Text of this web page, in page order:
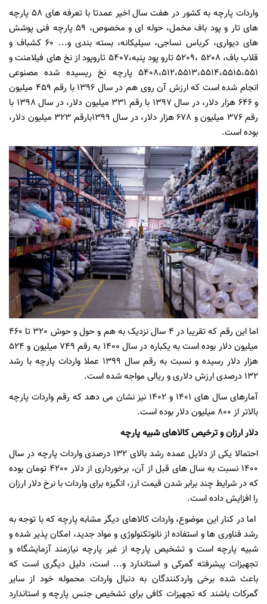
واردات پارچه به کشور در هفت سال اخیر عمدتا با تعرفه های 58 پارچه
های تار و پود باف مخمل، حوله ای و مخصوص، 59 پارچه فنی پوشش
های دیواری، کرباس نساجی، سیلیکانه، بسته بندی و... 60 کشباف و
قلاب باف، 5208 ،5209 تارو پود پنبه،5407 تاروپود از نخ های فیلامنت و
5408،512،5513،5514،5515،551 پارچه نخ ریسیده شده مصنوعی
انجام شده است که ارزش آن روی هم در سال 1396 با رقم 459 میلیون
و 646 هزار دلار، در سال 1397 با رقم 331 میلیون دلار، در سال 1398 با
رقم 376 میلیون و 678 هزار دلار، در سال 1399بارقم 323 میلیون دلار،
بوده است.
اما این رقم که تقریبا در 4 سال نزدیک به هم و حول و حوش 320 تا 460
میلیون دلار بوده است به یکباره در سال 1400 به رقم 749 میلیون و 524
هزار دلار رسیده و نسبت به رقم سال 1399 عملا واردات پارچه با رشد
132 درصدی ارزش دلاری و ریالی مواجه شده است.
آمارهای سال های 1401 و 1402 نیز نشان می دهد که رقم واردات پارچه
بالاتر از 800 میلیون دلار بوده است.
دلار ارزان و ترخیص کالاهای شبیه پارچه
احتمالا یکی از دلایل عمده رشد بالای 132 درصدی واردات پارچه در سال
1400 نسبت به سال های قبل از آن، برخورداری از دلار 4200 تومان بوده
که در شرایط چند برابر شدن قیمت ارز، انگیزه برای واردات با نرخ دلار ارزان
را افزایش داده است.
اما در کنار این موضوع، واردات کالاهای دیگر مشابه پارچه که با توجه به
رشد فناوری ها و استفاده از نانوتکنولوژی و مواد جدید، امکان پذیر شده و
شبیه پارچه است و تشخیص پارچه از غیر پارچه نیازمند آزمایشگاه و
تجهیزات پیشرفته گمرکی و استاندارد و... است، دلیل دیگری است که
باعث شده برخی واردکنندگان به دنبال واردات محموله خود از سایر
گمرکات باشند که تجهیزات کافی برای تشخیص جنس پارچه و استاندارد